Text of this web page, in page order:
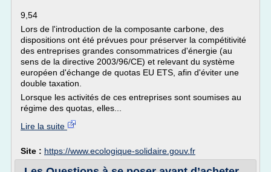
9,54
Lors de l'introduction de la composante carbone, des
dispositions ont été prévues pour préserver la compétitivité
des entreprises grandes consommatrices d'énergie (au
sens de la directive 2003/96/CE) et relevant du système
européen d'échange de quotas EU ETS, afin d'éviter une
double taxation.
Lorsque les activités de ces entreprises sont soumises au
régime des quotas, elles...
Lire la suite
Site : https://www.ecologique-solidaire.gouv.fr